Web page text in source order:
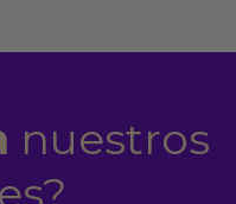
nuestros